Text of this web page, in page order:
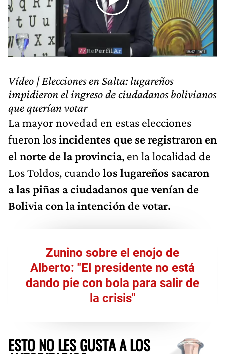
Vídeo | Elecciones en Salta: lugareños
impidieron el ingreso de ciudadanos bolivianos
que querían votar
La mayor novedad en estas elecciones
fueron losincidentes que se registraron en
el norte de la provincia, en la localidad de
Los Toldos, cuando los lugareños sacaron
a las piñas a ciudadanos que venían de
Bolivia con la intención de votar.
Zunino sobre el enojo de
Alberto: "El presidente no está
dando pie con bola para salir de
la crisis"
ESTO NO LES GUSTA A LOS